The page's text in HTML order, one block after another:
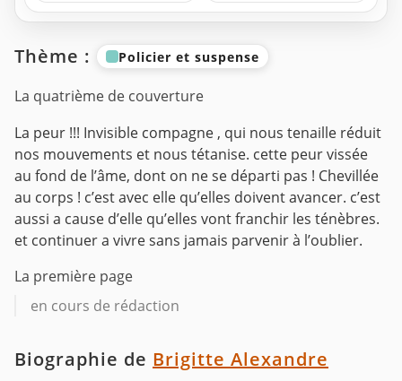
Thème : Policier et suspense
La quatrième de couverture
La peur !!! Invisible compagne , qui nous tenaille réduit
nos mouvements et nous tétanise. cette peur vissée
au fond de l’âme, dont on ne se départi pas ! Chevillée
au corps ! c’est avec elle qu’elles doivent avancer. c’est
aussi a cause d’elle qu’elles vont franchir les ténèbres.
et continuer a vivre sans jamais parvenir à l’oublier.
La première page
en cours de rédaction
Biographie de Brigitte Alexandre